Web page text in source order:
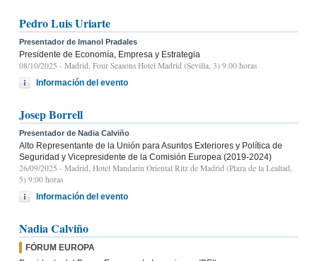
Pedro Luis Uriarte
Presentador de Imanol Pradales
Presidente de Economía, Empresa y Estrategia
08/10/2025 - Madrid, Four Seasons Hotel Madrid (Sevilla, 3) 9.00 horas
Información del evento
Josep Borrell
Presentador de Nadia Calviño
Alto Representante de la Unión para Asuntos Exteriores y Política de
Seguridad y Vicepresidente de la Comisión Europea (2019-2024)
26/09/2025 - Madrid, Hotel Mandarin Oriental Ritz de Madrid (Plaza de la Lealtad,
5) 9:00 horas
Información del evento
Nadia Calviño
FÓRUM EUROPA